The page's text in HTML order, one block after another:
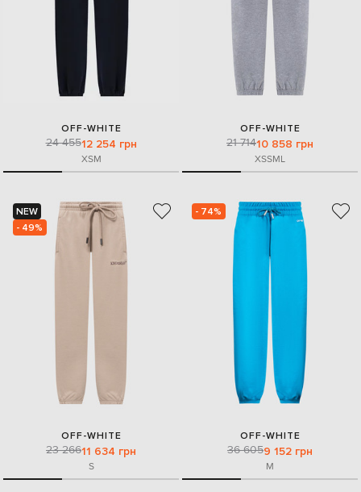
OFF-WHITE
24 45512 254 грн
XSM
OFF-WHITE
21 71410 858 грн
XSSML
NEW
- 49%
OFF-WHITE
23 26611 634 грн
S
- 74%
OFF-WHITE
36 6059 152 грн
M